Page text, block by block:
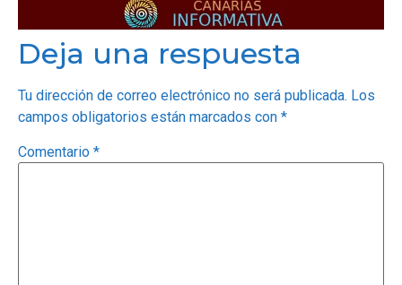
Deja una respuesta
Tu dirección de correo electrónico no será publicada. Los
campos obligatorios están marcados con *
Comentario *